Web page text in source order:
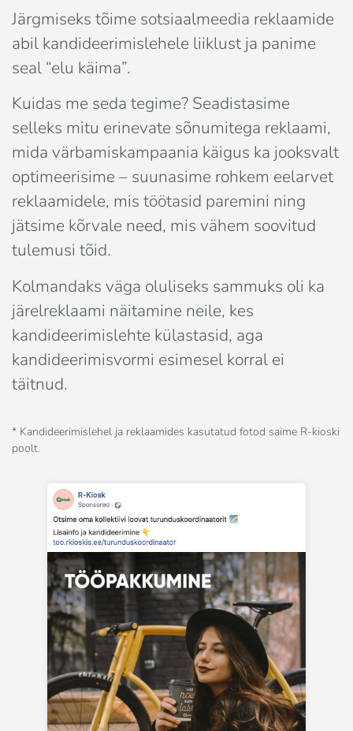
Järgmiseks tõime sotsiaalmeedia reklaamide
abil kandideerimislehele liiklust ja panime
seal “elu käima”.
Kuidas me seda tegime? Seadistasime
selleks mitu erinevate sõnumitega reklaami,
mida värbamiskampaania käigus ka jooksvalt
optimeerisime – suunasime rohkem eelarvet
reklaamidele, mis töötasid paremini ning
jätsime kõrvale need, mis vähem soovitud
tulemusi tõid.
Kolmandaks väga oluliseks sammuks oli ka
järelreklaami näitamine neile, kes
kandideerimislehte külastasid, aga
kandideerimisvormi esimesel korral ei
täitnud.
* Kandideerimislehel ja reklaamides kasutatud fotod saime R-kioski
poolt.